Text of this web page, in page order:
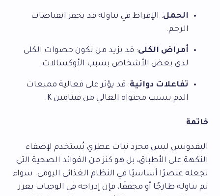
الحمل: الإفراط في تناوله قد يحفز انقباضات
الرحم.
أمراض الكلى: قد يزيد من تكون حصوات الكلى
لدى بعض الأشخاص بسبب الأوكسالات.
تفاعلات دوائية: قد يؤثر على فعالية مميعات
الدم بسبب محتواه العالي من فيتامين K.
خاتمة
البقدونس ليس مجرد نبات عطري يُستخدم لإضفاء
النكهة على الأطباق، بل هو كنز من الفوائد الصحية التي
تجعله عنصرًا أساسيًا في النظام الغذائي اليومي. سواء
تم تناوله طازجًا أو مجففًا، فإن إدراجه في الوجبات يعزز